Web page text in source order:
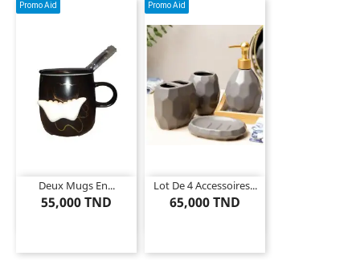
Promo Aid
Deux Mugs En...
55,000 TND
Promo Aid
Lot De 4 Accessoires...
65,000 TND